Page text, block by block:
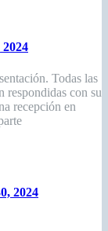
Todas las
respondidas con su
recepción en
2024